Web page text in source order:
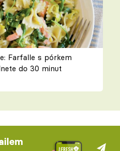
Farfalle s pórkem
do 30 minut